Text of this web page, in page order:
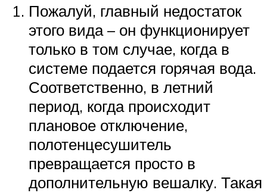
Пожалуй, главный недостаток
этого вида – он функционирует
только в том случае, когда в
системе подается горячая вода.
Соответственно, в летний
период, когда происходит
плановое отключение,
полотенцесушитель
превращается просто в
дополнительную вешалку. Такая